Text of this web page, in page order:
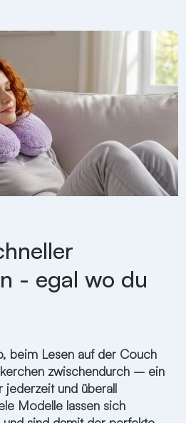
- egal wo du
beim Lesen auf der Couch
zwischendurch – ein
jederzeit und überall
Modelle lassen sich